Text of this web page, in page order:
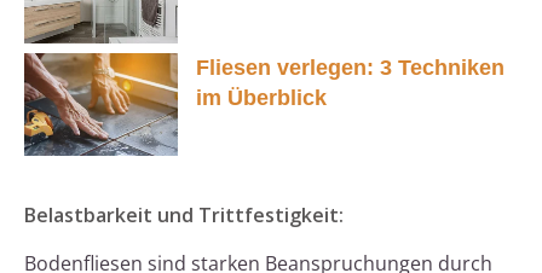
Fliesen verlegen: 3 Techniken
im Überblick
Belastbarkeit und Trittfestigkeit:
Bodenfliesen sind starken Beanspruchungen durch